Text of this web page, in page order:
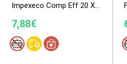
Impexeco Comp Eff 20 X...
7,88€